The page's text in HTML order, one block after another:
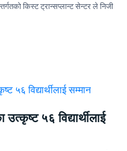
किस्ट ट्रान्सप्लान्ट सेन्टर ले निजी
५६ विद्यार्थीलाई